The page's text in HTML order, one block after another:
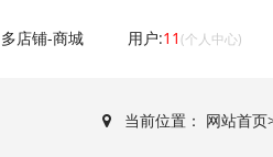
多店铺-商城 用户:11(个人中心)
当前位置： 网站首页